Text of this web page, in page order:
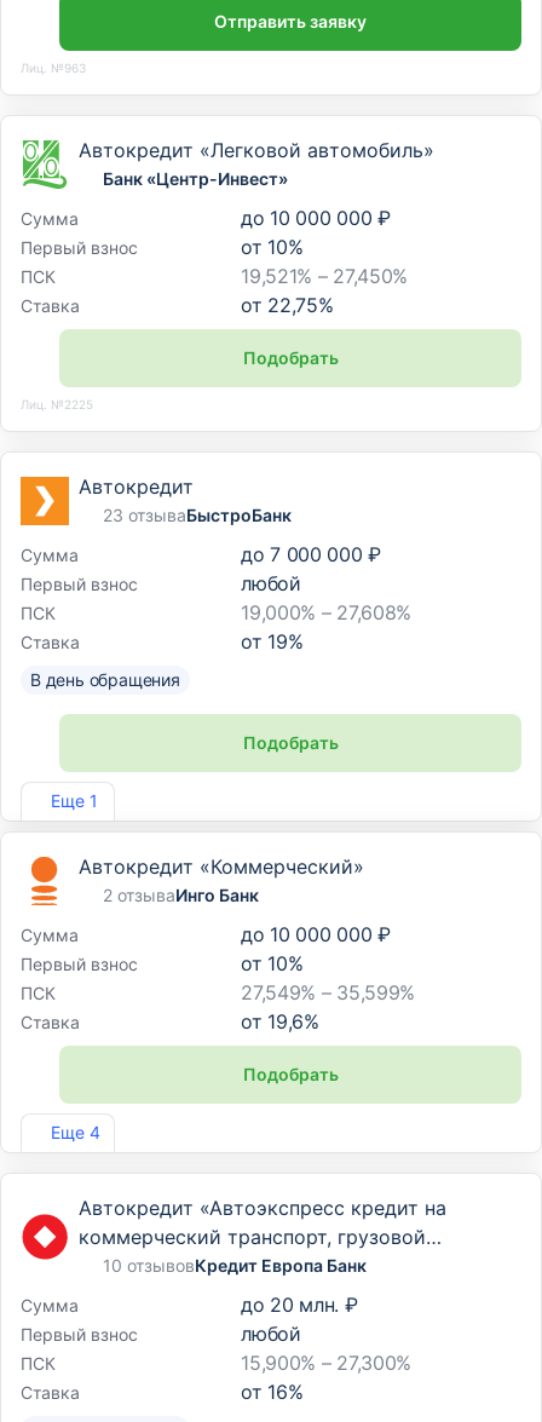
Отправить заявку
Лиц. №963
Автокредит «Легковой автомобиль»
Банк «Центр-Инвест»
Сумма
до 10 000 000 ₽
Первый взнос от 10%
ПСК 19,521% – 27,450%
Ставка от 22,75%
Подобрать
Лиц. №2225
Еще 1
Автокредит
23 отзываБыстроБанк
Сумма
до 7 000 000 ₽
Первый взнос любой
ПСК 19,000% – 27,608%
Ставка от 19%
В день обращения
Подобрать
Лиц. №1745
Еще 4
Автокредит «Коммерческий»
2 отзываИнго Банк
Сумма
до 10 000 000 ₽
Первый взнос от 10%
ПСК 27,549% – 35,599%
Ставка от 19,6%
Подобрать
Лиц. №2307
Автокредит «Автоэкспресс кредит на
коммерческий транспорт, грузовой
транспорт и спецтехнику»
10 отзывовКредит Европа Банк
Сумма
до 20 млн. ₽
Первый взнос любой
ПСК 15,900% – 27,300%
Ставка от 16%